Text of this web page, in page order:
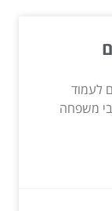
לעמוד
משפחה